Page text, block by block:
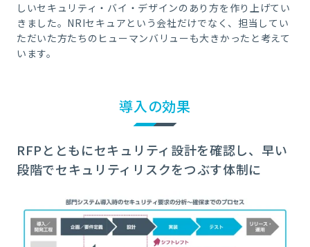
しいセキュリティ・バイ・デザインのあり方を作り上げてい
きました。NRIセキュアという会社だけでなく、担当してい
ただいた方たちのヒューマンバリューも大きかったと考えて
います。
導入の効果
RFPとともにセキュリティ設計を確認し、早い
段階でセキュリティリスクをつぶす体制に